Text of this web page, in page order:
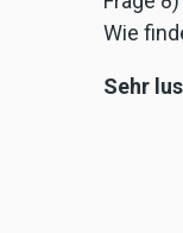
Wie
Sehr